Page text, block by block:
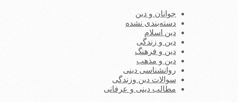
جوانان و دین
دسته‌بندی نشده
دین اسلام
دین و زندگی
دین و فرهنگ
دین و مذهب
روانشناسی دینی
سوالات دین وزندگی
مطالب دینی و عرفانی